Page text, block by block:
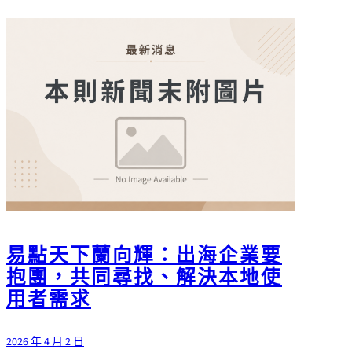
易點天下蘭向輝：出海企業要
抱團，共同尋找、解決本地使
用者需求
2026 年 4 月 2 日